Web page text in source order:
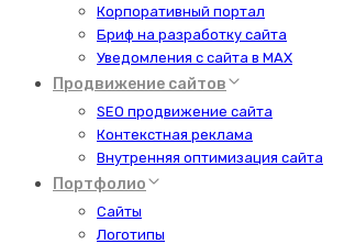
Корпоративный портал
Бриф на разработку сайта
Уведомления с сайта в MAX
Продвижение сайтов
SEO продвижение сайта
Контекстная реклама
Внутренняя оптимизация сайта
Портфолио
Сайты
Логотипы